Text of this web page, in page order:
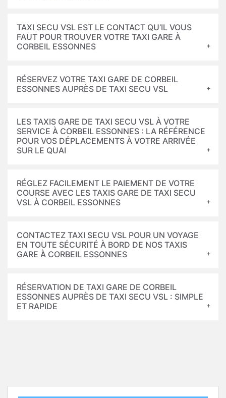
TAXI SECU VSL EST LE CONTACT QU’IL VOUS
FAUT POUR TROUVER VOTRE TAXI GARE À
CORBEIL ESSONNES
RÉSERVEZ VOTRE TAXI GARE DE CORBEIL
ESSONNES AUPRÈS DE TAXI SECU VSL
LES TAXIS GARE DE TAXI SECU VSL À VOTRE
SERVICE À CORBEIL ESSONNES : LA RÉFÉRENCE
POUR VOS DÉPLACEMENTS À VOTRE ARRIVÉE
SUR LE QUAI
RÉGLEZ FACILEMENT LE PAIEMENT DE VOTRE
COURSE AVEC LES TAXIS GARE DE TAXI SECU
VSL À CORBEIL ESSONNES
CONTACTEZ TAXI SECU VSL POUR UN VOYAGE
EN TOUTE SÉCURITÉ À BORD DE NOS TAXIS
GARE À CORBEIL ESSONNES
RÉSERVATION DE TAXI GARE DE CORBEIL
ESSONNES AUPRÈS DE TAXI SECU VSL : SIMPLE
ET RAPIDE